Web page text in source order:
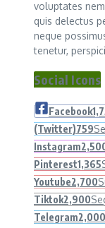
voluptates
quis delectus
neque
tenetur,
Social Icons
Facebook
(Twitter)759
Instagram
Pinterest1,365
Youtube2,700
Tiktok2,900
Telegram2,000